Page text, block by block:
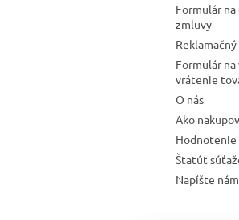
Formulár
zmluvy
Formulár
vrátenie
O nás
Ako
Hodnotenie
Štatút
Napíšte nám